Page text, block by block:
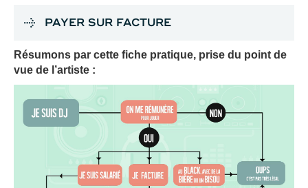
PAYER SUR FACTURE
Résumons par cette fiche pratique, prise du point de
vue de l’artiste :